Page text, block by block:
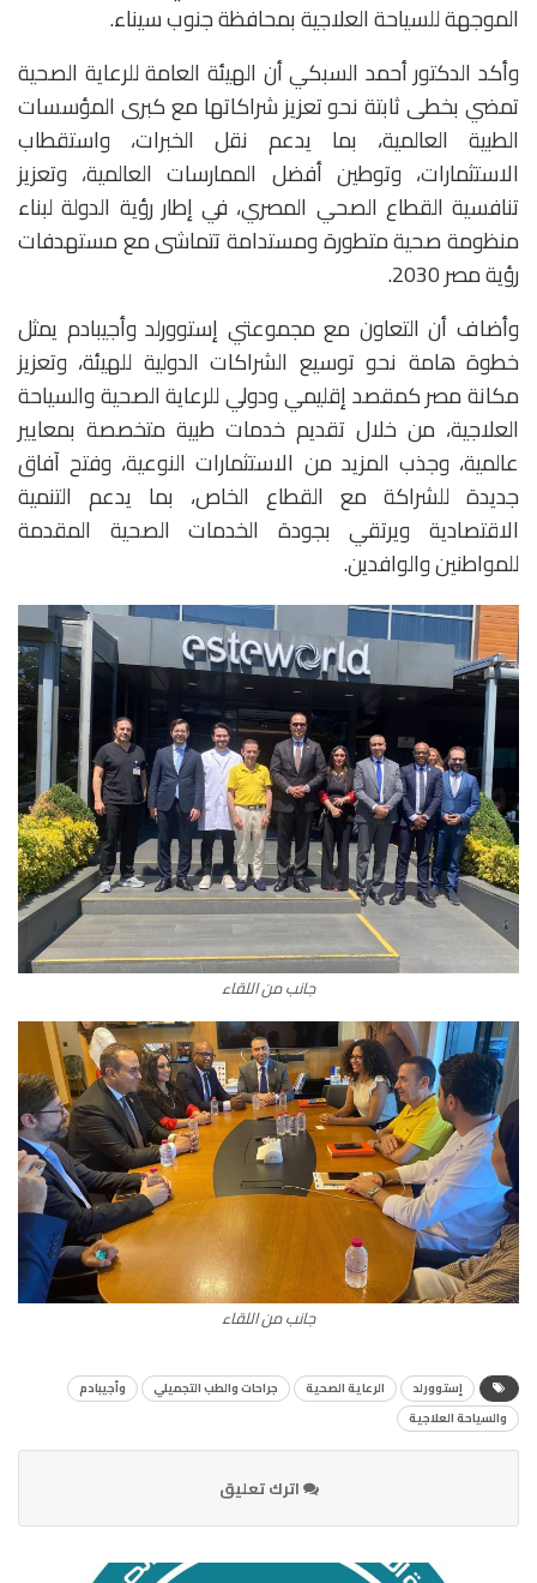
الموجهة للسياحة العلاجية بمحافظة جنوب سيناء.
وأكد الدكتور أحمد السبكي أن الهيئة العامة للرعاية الصحية
تمضي بخطى ثابتة نحو تعزيز شراكاتها مع كبرى المؤسسات
الطبية العالمية، بما يدعم نقل الخبرات، واستقطاب
الاستثمارات، وتوطين أفضل الممارسات العالمية، وتعزيز
تنافسية القطاع الصحي المصري، في إطار رؤية الدولة لبناء
منظومة صحية متطورة ومستدامة تتماشى مع مستهدفات
رؤية مصر 2030.
وأضاف أن التعاون مع مجموعتي إستوورلد وأجيبادم يمثل
خطوة هامة نحو توسيع الشراكات الدولية للهيئة، وتعزيز
مكانة مصر كمقصد إقليمي ودولي للرعاية الصحية والسياحة
العلاجية، من خلال تقديم خدمات طبية متخصصة بمعايير
عالمية، وجذب المزيد من الاستثمارات النوعية، وفتح آفاق
جديدة للشراكة مع القطاع الخاص، بما يدعم التنمية
الاقتصادية ويرتقي بجودة الخدمات الصحية المقدمة
للمواطنين والوافدين.
جانب من اللقاء
جانب من اللقاء
إستوورلد الرعاية الصحية جراحات والطب التجميلي
وأجيبادم
والسياحة العلاجية
اترك تعليق